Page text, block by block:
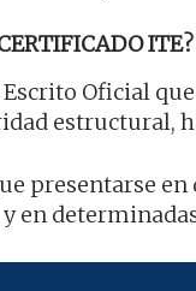
ITE?
Oficial
estructural,
presentarse
en